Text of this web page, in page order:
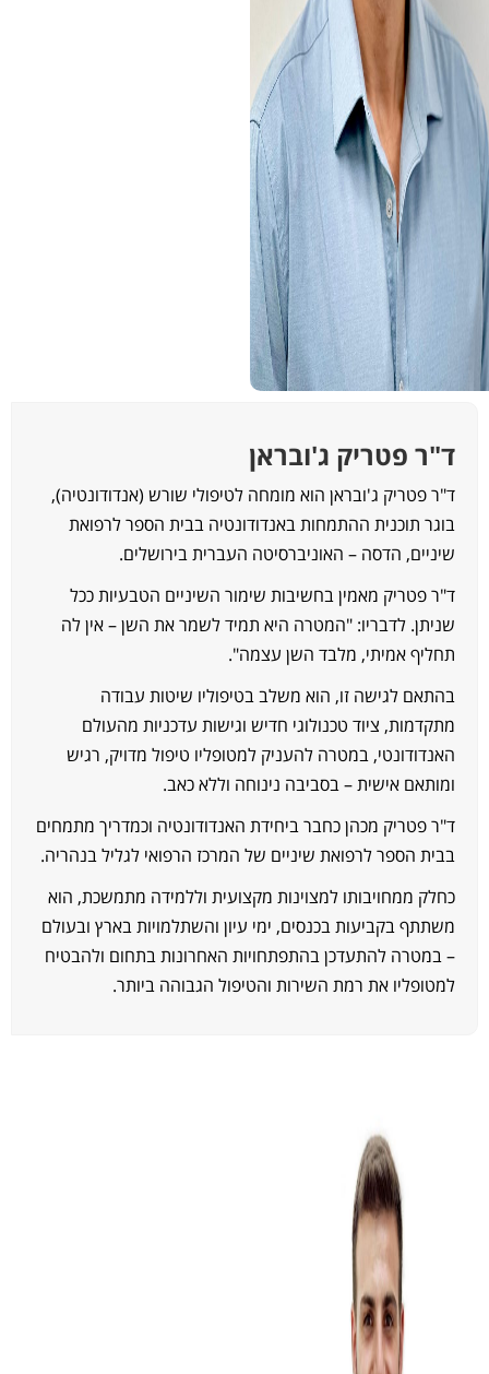
ד"ר פטריק ג'ובראן
ד"ר פטריק ג'ובראן הוא מומחה לטיפולי שורש (אנדודונטיה),
בוגר תוכנית ההתמחות באנדודונטיה בבית הספר לרפואת
שיניים, הדסה – האוניברסיטה העברית בירושלים.
ד"ר פטריק מאמין בחשיבות שימור השיניים הטבעיות ככל
שניתן. לדבריו: "המטרה היא תמיד לשמר את השן – אין לה
תחליף אמיתי, מלבד השן עצמה".
בהתאם לגישה זו, הוא משלב בטיפוליו שיטות עבודה
מתקדמות, ציוד טכנולוגי חדיש וגישות עדכניות מהעולם
האנדודונטי, במטרה להעניק למטופליו טיפול מדויק, רגיש
ומותאם אישית – בסביבה נינוחה וללא כאב.
ד"ר פטריק מכהן כחבר ביחידת האנדודונטיה וכמדריך מתמחים
בבית הספר לרפואת שיניים של המרכז הרפואי לגליל בנהריה.
כחלק ממחויבותו למצוינות מקצועית וללמידה מתמשכת, הוא
משתתף בקביעות בכנסים, ימי עיון והשתלמויות בארץ ובעולם
– במטרה להתעדכן בהתפתחויות האחרונות בתחום ולהבטיח
למטופליו את רמת השירות והטיפול הגבוהה ביותר.